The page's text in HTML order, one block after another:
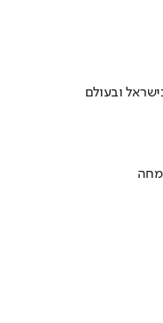
ובעולם